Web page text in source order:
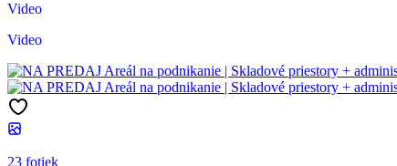
Video
Video
23 fotiek